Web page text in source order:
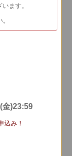
ます。
金)23:59